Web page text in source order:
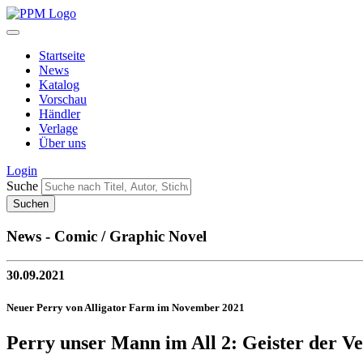
Startseite
News
Katalog
Vorschau
Händler
Verlage
Über uns
Login
Suche
News - Comic / Graphic Novel
30.09.2021
Neuer Perry von Alligator Farm im November 2021
Perry unser Mann im All 2: Geister der